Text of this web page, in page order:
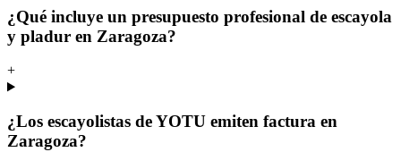
¿Qué incluye un presupuesto profesional de escayola
y pladur en Zaragoza?
+
¿Los escayolistas de YOTU emiten factura en
Zaragoza?